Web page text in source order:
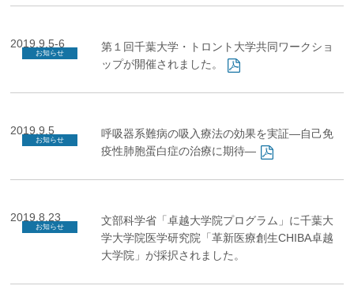
2019.9.5-6
お知らせ
第１回千葉大学・トロント大学共同ワークショ
ップが開催されました。
2019.9.5
お知らせ
呼吸器系難病の吸入療法の効果を実証―自己免
疫性肺胞蛋白症の治療に期待―
2019.8.23
お知らせ
文部科学省「卓越大学院プログラム」に千葉大
学大学院医学研究院「革新医療創生CHIBA卓越
大学院」が採択されました。